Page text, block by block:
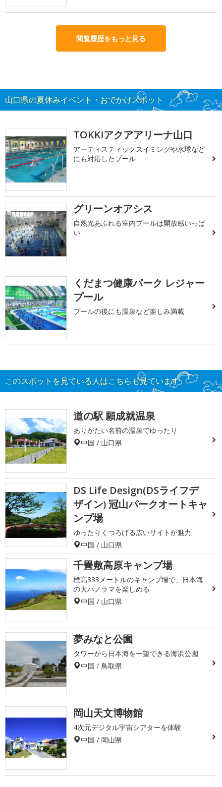
閲覧履歴をもっと見る
山口県の夏休みイベント・おでかけスポット
TOKKIアクアアリーナ山口
アーティスティックスイミングや水球など
にも対応したプール
グリーンオアシス
自然光あふれる室内プールは開放感いっぱ
い
くだまつ健康パーク レジャー
プール
プールの後にも温泉など楽しみ満載
このスポットを見ている人はこちらも見ています
道の駅 願成就温泉
ありがたい名前の温泉でゆったり
中国 / 山口県
DS Life Design(DSライフデ
ザイン) 冠山パークオートキャ
ンプ場
ゆったりくつろげる広いサイトが魅力
中国 / 山口県
千畳敷高原キャンプ場
標高333メートルのキャンプ場で、日本海
の大パノラマを楽しめる
中国 / 山口県
夢みなと公園
タワーから日本海を一望できる海浜公園
中国 / 鳥取県
岡山天文博物館
4次元デジタル宇宙シアターを体験
中国 / 岡山県